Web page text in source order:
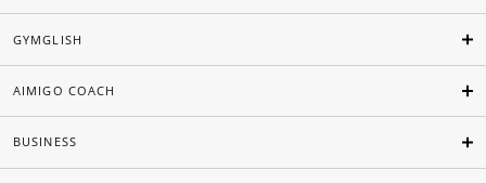
GYMGLISH
AIMIGO COACH
BUSINESS